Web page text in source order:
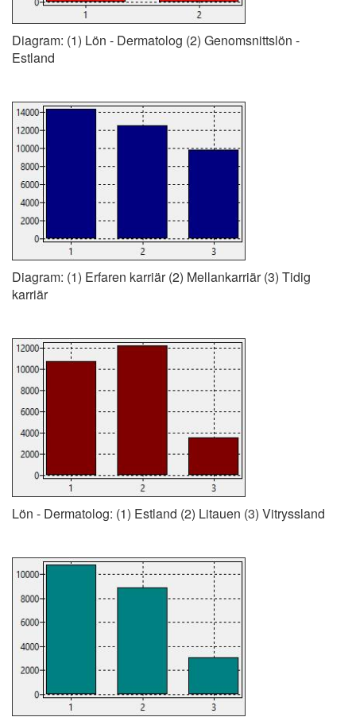
Diagram: (1) Lön - Dermatolog (2) Genomsnittslön -
Estland
Diagram: (1) Erfaren karriär (2) Mellankarriär (3) Tidig
karriär
Lön - Dermatolog: (1) Estland (2) Litauen (3) Vitryssland